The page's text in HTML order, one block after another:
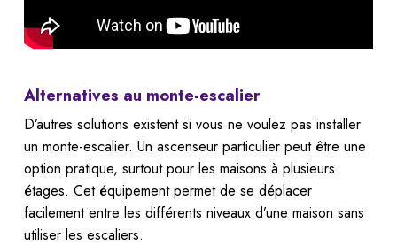
Alternatives au monte-escalier
D’autres solutions existent si vous ne voulez pas installer
un monte-escalier. Un ascenseur particulier peut être une
option pratique, surtout pour les maisons à plusieurs
étages. Cet équipement permet de se déplacer
facilement entre les différents niveaux d’une maison sans
utiliser les escaliers.